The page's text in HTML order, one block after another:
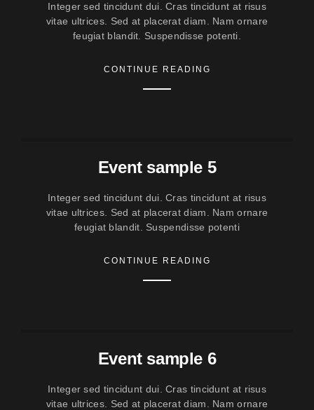
Integer sed tincidunt dui. Cras tincidunt at risus
vitae ultrices. Sed at placerat diam. Nam ornare
feugiat blandit. Suspendisse potenti.
CONTINUE READING
Event sample 5
Integer sed tincidunt dui. Cras tincidunt at risus
vitae ultrices. Sed at placerat diam. Nam ornare
feugiat blandit. Suspendisse potenti
CONTINUE READING
Event sample 6
Integer sed tincidunt dui. Cras tincidunt at risus
vitae ultrices. Sed at placerat diam. Nam ornare